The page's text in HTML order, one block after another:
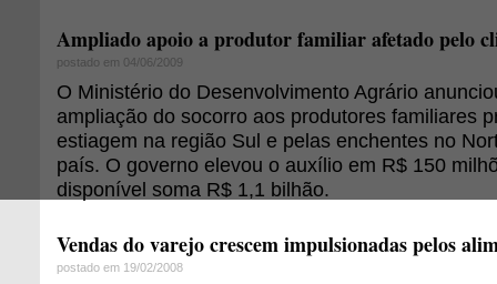
Ampliado apoio a produtor familiar afetado pelo
postado em 04/06/2009
O Ministério do Desenvolvimento Agrário
ampliação do socorro aos produtores familiares
estiagem na região Sul e pelas enchentes no
país. O governo elevou o auxílio em R$ 150
disponível soma R$ 1,1 bilhão.
Vendas do varejo crescem impulsionadas pelos
postado em 19/02/2008